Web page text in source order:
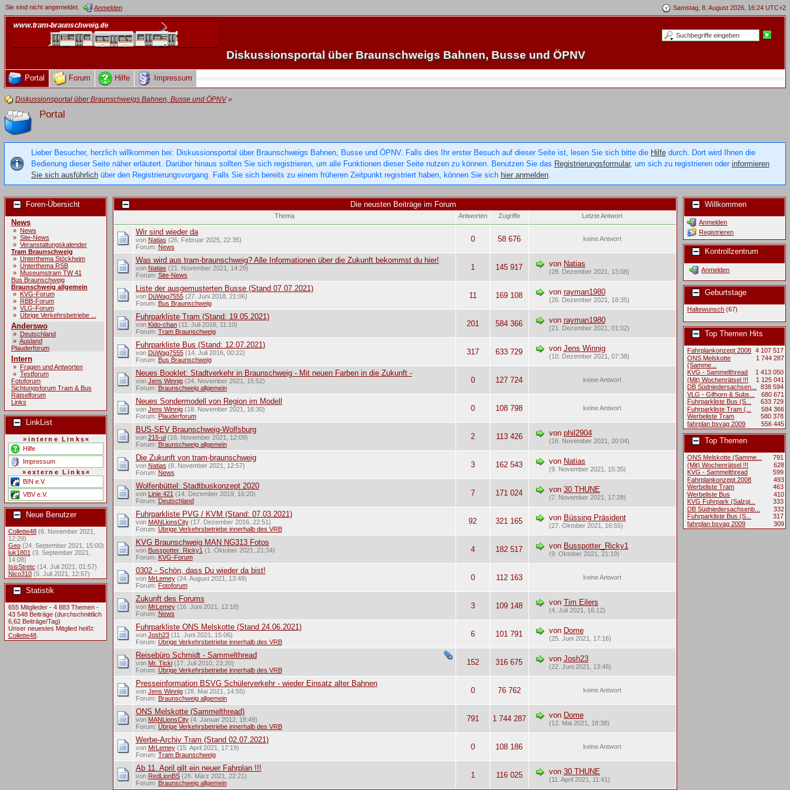
Samstag, 8. August 2026, 16:24 UTC+2
Sie sind nicht angemeldet. Anmelden
Diskussionsportal über Braunschweigs Bahnen, Busse und ÖPNV
Portal Forum Hilfe Impressum
Diskussionsportal über Braunschweigs Bahnen, Busse und ÖPNV»
Portal
Lieber Besucher, herzlich willkommen bei: Diskussionsportal über Braunschweigs Bahnen, Busse und ÖPNV. Falls dies Ihr erster Besuch auf dieser Seite ist, lesen Sie sich bitte die Hilfedurch. Dort wird Ihnen die
Bedienung dieser Seite näher erläutert. Darüber hinaus sollten Sie sich registrieren, um alle Funktionen dieser Seite nutzen zu können. Benutzen Sie das Registrierungsformular, um sich zu registrieren oder informieren
Sie sich ausführlichüber den Registrierungsvorgang. Falls Sie sich bereits zu einem früheren Zeitpunkt registriert haben, können Sie sich hier anmelden.
Foren-Übersicht
News
» News
» Site-News
» Veranstaltungskalender
Tram Braunschweig
» Unterthema Stöckheim
» Unterthema RSB
» Museumstram TW 41
Bus Braunschweig
Braunschweig allgemein
» KVG-Forum
» RBB-Forum
» VLG-Forum
» Übrige Verkehrsbetriebe ...
Anderswo
» Deutschland
» Ausland
Plauderforum
Intern
» Fragen und Antworten
» Testforum
Fotoforum
Sichtungsforum Tram & Bus
Rätselforum
Links
LinkList
»interne Links«
Hilfe
Impressum
»externe Links«
BIN e.V.
VBV e.V.
Neue Benutzer
Collette48 (6. November 2021,
12:29)
Geo (24. September 2021, 15:00)
luk1801 (3. September 2021,
14:08)
IsisStretc (14. Juli 2021, 01:57)
Nico310 (5. Juli 2021, 12:57)
Statistik
655 Mitglieder - 4 883 Themen -
43 548 Beiträge (durchschnittlich
6,62 Beiträge/Tag)
Unser neuestes Mitglied heißt:
Collette48.
Willkommen
Anmelden
Registrieren
Kontrollzentrum
Anmelden
Geburtstage
Haltewunsch (67)
Top Themen Hits
4 107 517
Fahrplankonzept 2008
1 744 287
ONS Melskotte
(Samme...
1 413 050
KVG - Sammelthread
1 125 041
(Mit) Wochenrätsel !!!
838 594
DB Südniedersachsen...
680 671
VLG - Gifhorn & Subs...
633 729
Fuhrparkliste Bus (S...
584 366
Fuhrparkliste Tram (...
580 378
Werbeliste Tram
556 445
fahrplan bsvag 2009
Top Themen
791
ONS Melskotte (Samme...
628
(Mit) Wochenrätsel !!!
599
KVG - Sammelthread
493
Fahrplankonzept 2008
463
Werbeliste Tram
410
Werbeliste Bus
333
KVG Fuhrpark (Salzgi...
332
DB Südniedersachsenb...
317
Fuhrparkliste Bus (S...
309
fahrplan bsvag 2009
Die neusten Beiträge im Forum
Thema Antworten Zugriffe Letzte Antwort
Wir sind wieder da
von Natias (26. Februar 2025, 22:35)
Forum: News
0 58 676 keine Antwort
Was wird aus tram-braunschweig? Alle Informationen über die Zukunft bekommst du hier!
von Natias (21. November 2021, 14:29)
Forum: Site-News
1 145 917 von Natias
(28. Dezember 2021, 13:08)
Liste der ausgemusterten Busse (Stand 07.07.2021)
von DüWag7555(27. Juni 2018, 21:06)
Forum: Bus Braunschweig
11 169 108 von rayman1980
(26. Dezember 2021, 18:35)
Fuhrparkliste Tram (Stand: 19.05.2021)
von Kido-chan(11. Juli 2016, 11:10)
Forum: Tram Braunschweig
201 584 366 von rayman1980
(21. Dezember 2021, 01:02)
Fuhrparkliste Bus (Stand: 12.07.2021)
von DüWag7555(14. Juli 2016, 00:22)
Forum: Bus Braunschweig
317 633 729 von Jens Winnig
(10. Dezember 2021, 07:38)
Neues Booklet: Stadtverkehr in Braunschweig - Mit neuen Farben in die Zukunft -
von Jens Winnig(24. November 2021, 15:52)
Forum: Braunschweig allgemein
0 127 724 keine Antwort
Neues Sondermodell von Region im Modell
von Jens Winnig(18. November 2021, 16:30)
Forum: Plauderforum
0 108 798 keine Antwort
BUS-SEV Braunschweig-Wolfsburg
von 215-ul(16. November 2021, 12:09)
Forum: Braunschweig allgemein
2 113 426 von phil2904
(16. November 2021, 20:04)
Die Zukunft von tram-braunschweig
von Natias (8. November 2021, 12:57)
Forum: News
3 162 543 von Natias
(9. November 2021, 15:35)
Wolfenbüttel: Stadtbuskonzept 2020
von Linie 421 (14. Dezember 2019, 16:20)
Forum: Deutschland
7 171 024 von 30 THUNE
(7. November 2021, 17:28)
Fuhrparkliste PVG / KVM (Stand: 07.03.2021)
von MANLionsCity(17. Dezember 2016, 22:51)
Forum: Übrige Verkehrsbetriebe innerhalb des VRB
92 321 165 von Büssing Präsident
(27. Oktober 2021, 16:55)
KVG Braunschweig MAN NG313 Fotos
von Busspotter_Ricky1 (1. Oktober 2021, 21:34)
Forum: KVG-Forum
4 182 517 von Busspotter_Ricky1
(9. Oktober 2021, 21:19)
0302 - Schön, dass Du wieder da bist!
von MrLemey(24. August 2021, 13:49)
Forum: Fotoforum
0 112 163 keine Antwort
Zukunft des Forums
von MrLemey(16. Juni 2021, 12:18)
Forum: News
3 109 148 von Tim Eilers
(4. Juli 2021, 16:12)
Fuhrparkliste ONS Melskotte (Stand 24.06.2021)
von Josh23(11. Juni 2021, 15:06)
Forum: Übrige Verkehrsbetriebe innerhalb des VRB
6 101 791 von Dome
(25. Juni 2021, 17:16)
Reisebüro Schmidt - Sammelthread
von Mr. Ticki(17. Juli 2010, 23:20)
Forum: Übrige Verkehrsbetriebe innerhalb des VRB
152 316 675 von Josh23
(22. Juni 2021, 13:46)
Presseinformation BSVG Schülerverkehr - wieder Einsatz alter Bahnen
von Jens Winnig(28. Mai 2021, 14:55)
Forum: Braunschweig allgemein
0 76 762 keine Antwort
ONS Melskotte (Sammelthread)
von MANLionsCity(4. Januar 2012, 18:49)
Forum: Übrige Verkehrsbetriebe innerhalb des VRB
791 1 744 287 von Dome
(12. Mai 2021, 18:38)
Werbe-Archiv Tram (Stand 02.07.2021)
von MrLemey(15. April 2021, 17:19)
Forum: Tram Braunschweig
0 108 186 keine Antwort
Ab 11. April gilt ein neuer Fahrplan !!!
von RedLionBS(26. März 2021, 22:21)
Forum: Braunschweig allgemein
1 116 025 von 30 THUNE
(11. April 2021, 11:41)